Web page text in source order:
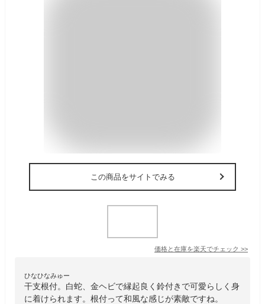
この商品をサイトでみる
価格と在庫を楽天でチェック >>
ひなひなみゅー
干支根付。白蛇、金ヘビで縁起良く鈴付きで可愛らしく身
に着けられます。根付って和風な感じが素敵ですね。